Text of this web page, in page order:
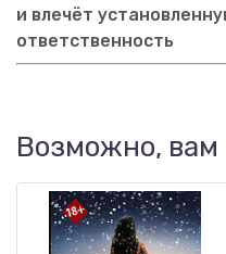
и влечёт
ответственность
Возможно, вам